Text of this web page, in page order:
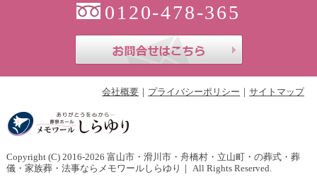
0120-478-365
会社概要 プライバシーポリシー サイトマップ
Copyright (C) 2016-2026 富山市・滑川市・舟橋村・立山町・の葬式・葬
儀・家族葬・法事ならメモワールしらゆり ｜ All Rights Reserved.